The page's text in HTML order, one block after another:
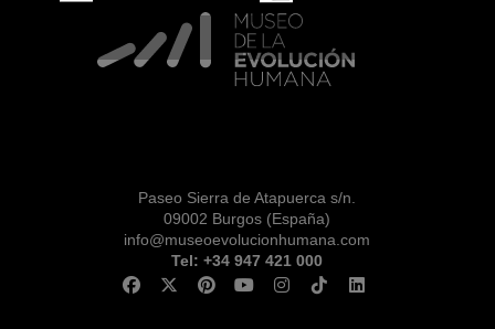
Paseo Sierra de Atapuerca s/n.
09002 Burgos (España)
info@museoevolucionhumana.com
Tel: +34 947 421 000